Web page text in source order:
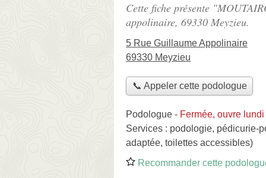
Cette fiche présente
appolinaire, 69330 Meyzieu.
5 Rue Guillaume Appolinaire
69330 Meyzieu
📞 Appeler cette podologue
Podologue - Fermée, ouvre
Services : podologie, pédicurie-
adaptée, toilettes accessibles)
Recommander cette